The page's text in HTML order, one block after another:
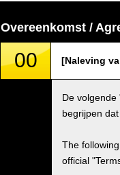
Overeenkomst /
00 [Naleving
De volgende
begrijpen
The
official